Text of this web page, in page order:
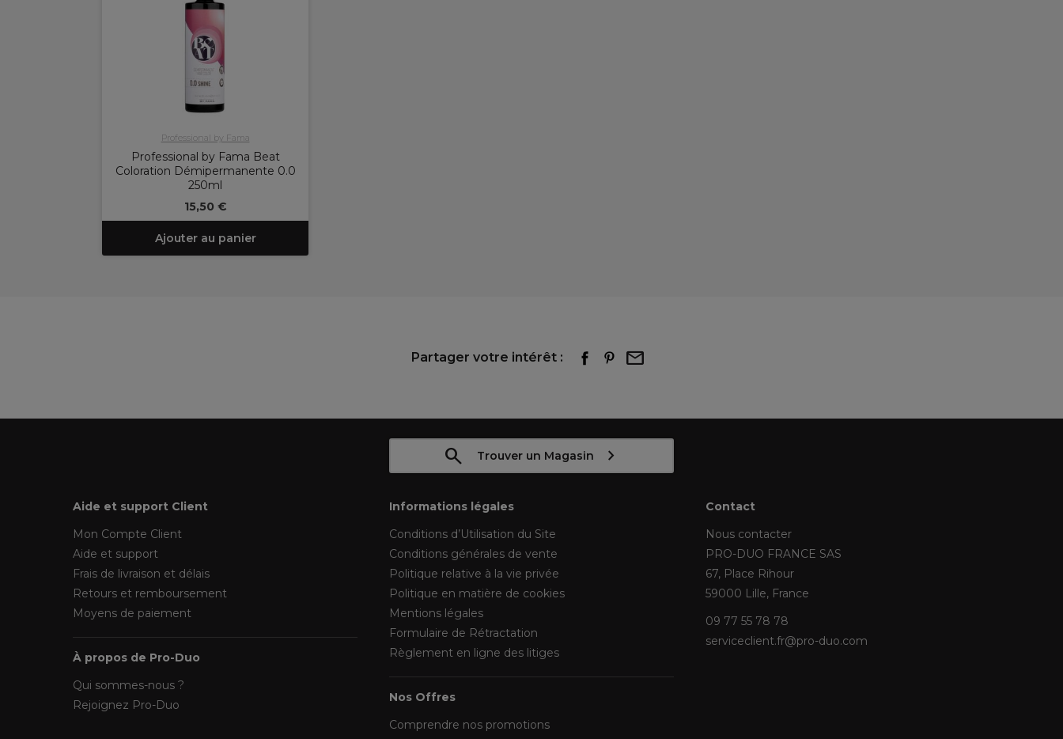
Professional by Fama
Professional by Fama Beat
Coloration Démipermanente 0.0
250ml
15,50 €
Ajouter au panier
Partager votre intérêt :
Trouver un Magasin
Aide et support Client
Mon Compte Client
Aide et support
Frais de livraison et délais
Retours et remboursement
Moyens de paiement
À propos de Pro-Duo
Qui sommes-nous ?
Rejoignez Pro-Duo
Informations légales
Conditions d’Utilisation du Site
Conditions générales de vente
Politique relative à la vie privée
Politique en matière de cookies
Mentions légales
Formulaire de Rétractation
Règlement en ligne des litiges
Nos Offres
Comprendre nos promotions
Contact
Nous contacter
PRO-DUO FRANCE SAS
67, Place Rihour
59000 Lille, France
09 77 55 78 78
serviceclient.fr@pro-duo.com